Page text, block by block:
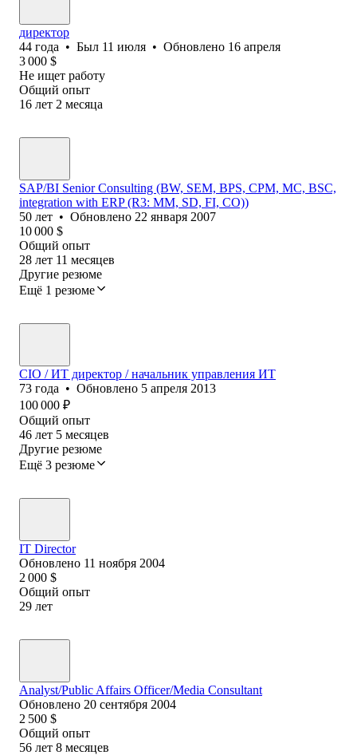
директор
44 года • Был 11 июля • Обновлено 16 апреля
3 000 $
Не ищет работу
Общий опыт
16 лет 2 месяца
SAP/BI Senior Consulting (BW, SEM, BPS, CPM, MC, BSC,
integration with ERP (R3: MM, SD, FI, CO))
50 лет • Обновлено 22 января 2007
10 000 $
Общий опыт
28 лет 11 месяцев
Другие резюме
Ещё 1 резюме
CIO / ИT директор / начальник управления ИT
73 года • Обновлено 5 апреля 2013
100 000 ₽
Общий опыт
46 лет 5 месяцев
Другие резюме
Ещё 3 резюме
IT Director
Обновлено 11 ноября 2004
2 000 $
Общий опыт
29 лет
Analyst/Public Affairs Officer/Media Consultant
Обновлено 20 сентября 2004
2 500 $
Общий опыт
56 лет 8 месяцев